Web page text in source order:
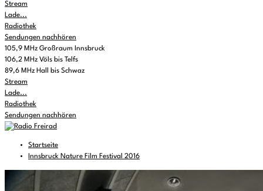
Stream
Lade...
Radiothek
Sendungen nachhören
105,9 MHz Großraum Innsbruck
106,2 MHz Völs bis Telfs
89,6 MHz Hall bis Schwaz
Stream
Lade...
Radiothek
Sendungen nachhören
Startseite
Innsbruck Nature Film Festival 2016